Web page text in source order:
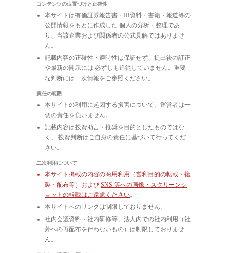
コンテンツの位置づけと正確性
本サイトは有価証券報告書・IR資料・書籍・報道等の
公開情報をもとに作成した 個人の分析・整理であ
り、当該企業および関係者の公式見解ではありませ
ん。
記載内容の正確性・適時性は保証せず、提出後の訂正
や最新の開示には 必ずしも追従していません。重要
な判断には一次情報をご参照ください。
責任の範囲
本サイトの利用に起因する損害について、運営者は一
切の責任を負いません。
記載内容は投資助言・推奨を目的としたものではな
く、 投資判断はご自身の責任に基づいて行ってくだ
さい。
二次利用について
本サイト掲載の内容の商用利用（営利目的の転載・複
製・配布等）および SNS 等への画像・スクリーンシ
ョットの転載はご遠慮ください。
本サイトへのリンクは制限しておりません。
社内会議資料・社内研修等、法人内での社内利用（社
外への再配布を伴わないもの）は制限しておりませ
ん。